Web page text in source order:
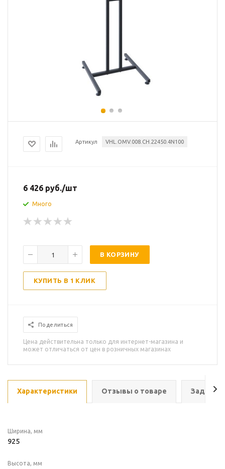
Артикул VHL.OMV.008.CH.22450.4N100
6 426 руб./шт
Много
В КОРЗИНУ
КУПИТЬ В 1 КЛИК
Поделиться
Цена действительна только для интернет-магазина и
может отличаться от цен в розничных магазинах
Характеристики Отзывы о товаре Задать
Ширина, мм
925
Высота, мм